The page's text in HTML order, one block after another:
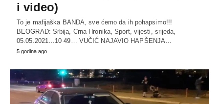
i video)
To je mafijaška BANDA, sve ćemo da ih pohapsimo!!!
BEOGRAD: Srbija, Crna Hronika, Sport, vijesti, srijeda,
05.05.2021…10 49… VUČIĆ NAJAVIO HAPŠENJA…
5 godina ago